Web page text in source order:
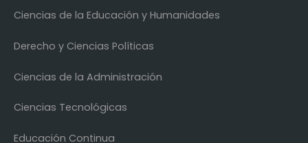
Ciencias de la Educación y Humanidades
Derecho y Ciencias Políticas
Ciencias de la Administración
Ciencias Tecnológicas
Educación Continua